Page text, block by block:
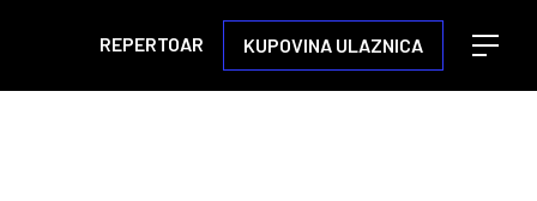
REPERTOAR KUPOVINA ULAZNICA
Open